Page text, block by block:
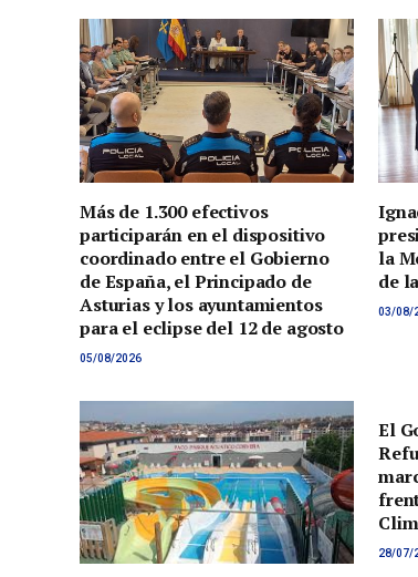
Más de 1.300 efectivos
participarán en el dispositivo
coordinado entre el Gobierno
de España, el Principado de
Asturias y los ayuntamientos
para el eclipse del 12 de agosto
05/08/2026
la
de
03/08/
El
28/07/